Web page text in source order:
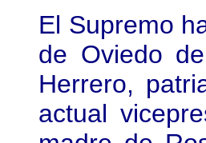
El Supremo
de Oviedo
Herrero,
actual